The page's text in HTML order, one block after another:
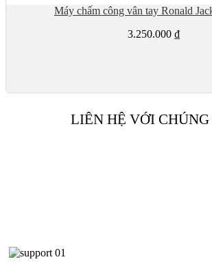
Máy chấm công vân tay Ronald
3.250.000 ₫
LIÊN HỆ VỚI